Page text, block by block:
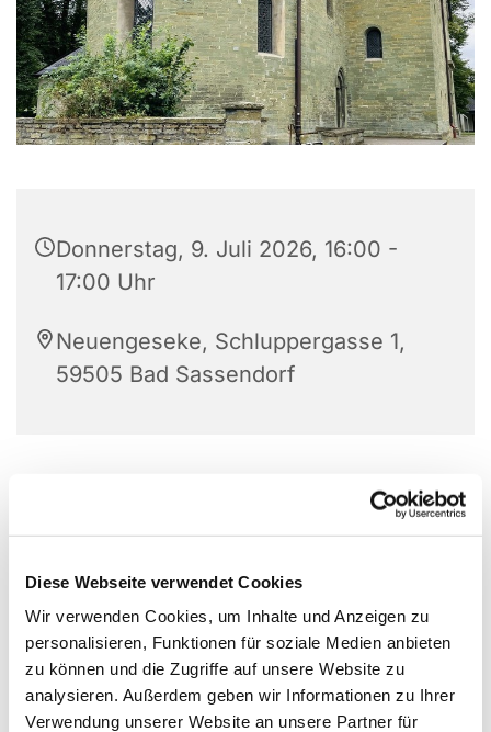
Diese Webseite verwendet Cookies
Wir verwenden Cookies, um Inhalte und Anzeigen zu
personalisieren, Funktionen für soziale Medien anbieten
zu können und die Zugriffe auf unsere Website zu
analysieren. Außerdem geben wir Informationen zu Ihrer
Verwendung unserer Website an unsere Partner für
Donnerstag, 9. Juli 2026, 16:00 -
17:00 Uhr
Neuengeseke, Schluppergasse 1,
59505 Bad Sassendorf